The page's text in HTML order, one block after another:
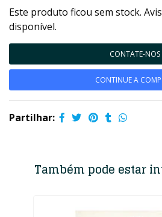
Este produto ficou sem stock.
disponível.
CONTATE-NOS
CONTINUE A
Partilhar:
Também pode estar